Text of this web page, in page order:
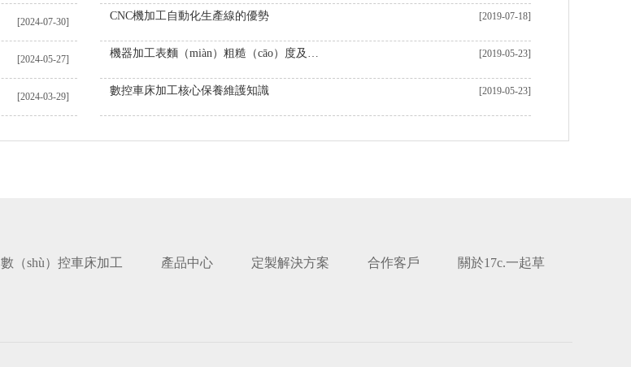
[2024-07-30]
[2024-05-27]
[2024-03-29]
CNC機加工自動化生產線的優勢 [2019-07-18]
機器加工表麵（miàn）粗糙（cāo）度及影響表麵（miàn）粗糙度（dù）的因素 [2019-05-23]
數控車床加工核心保養維護知識 [2019-05-23]
數（shù）控車床加工 產品中心 定製解決方案 合作客戶 關於17c.一起草